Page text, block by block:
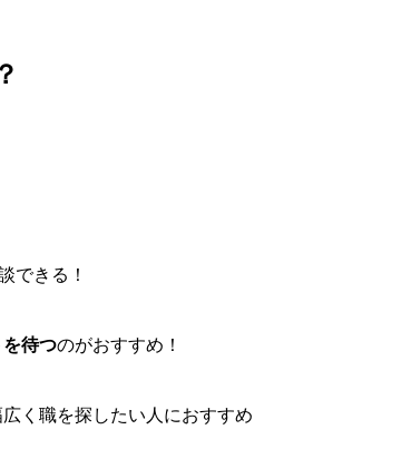
できる！
待つのがおすすめ！
く職を探したい人におすすめ